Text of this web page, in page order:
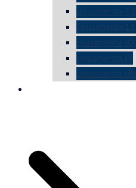
documenta 12
Documenta11
documenta dX
documenta IX
documenta d8